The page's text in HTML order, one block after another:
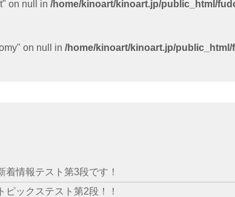
on null in /home/kinoart/kinoart.jp/public_html/
on null in /home/kinoart/kinoart.jp/
着情報テスト第3段です！
トピックステスト第2段！！